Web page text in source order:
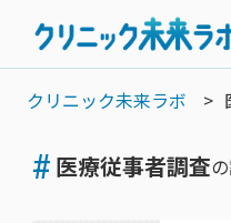
クリニック未来ラボ
# 医療従事者調査